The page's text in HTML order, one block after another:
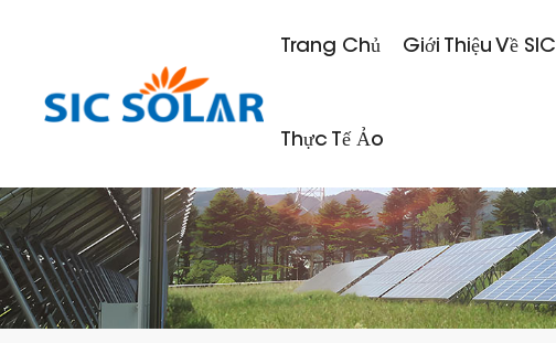
Trang Chủ Giới Thiệu Về SIC
Thực Tế Ảo